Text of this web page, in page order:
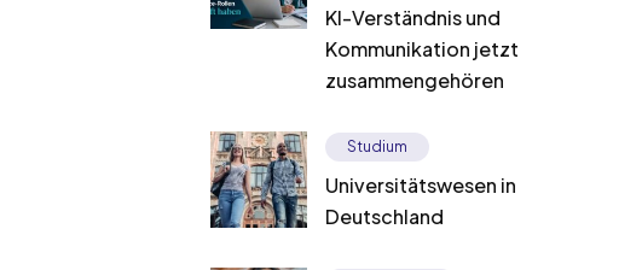
KI-Verständnis und
Kommunikation jetzt
zusammengehören
Studium
Universitätswesen in
Deutschland